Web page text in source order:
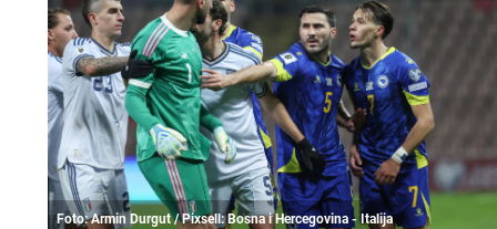
Foto: Armin Durgut / Pixsell: Bosna i Hercegovina - Italija